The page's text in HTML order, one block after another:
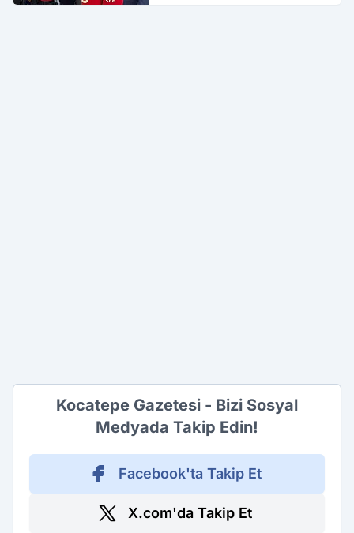
Kocatepe Gazetesi - Bizi Sosyal
Medyada Takip Edin!
Facebook'ta Takip Et
X.com'da Takip Et